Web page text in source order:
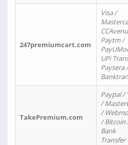
247premiumcart.com
Visa /
Paytm /
UPi
Paysera /
TakePremium.com
Paypal /
/
/
/ Bitcoin
Bank
Transfer